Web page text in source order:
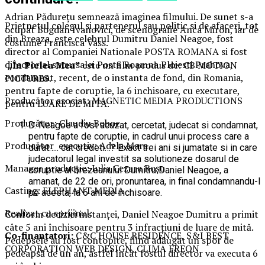
Prietnetul colegul si partenerul sau politic si de afaceri, tot
din Breaza, este celebrul Dumitru Daniel Neagoe, fost
director al Companiei Nationale POSTA ROMANA si fost
director al sucursalei Posta Roamna Ploiesti Prahova,
condamnat, recent, de o instanta de fond, din Romania,
pentru fapte de coruptie, la 6 inchisoare, cu executare,
pentru LUARE DE MITA.
D. Neagoe a fost acuzat, cercetat, judecat si condamnat,
pentru fapte de coruptie, in cadrul unui process care a
durat….. cat credeti…? Exact trei ani si jumatate si in care
judecatorul legal investit sa solutioneze dosarul de
coruptie al brezeanului Dumitru Daniel Neagoe, a
amanat, de 22 de ori, pronuntarea, in final condamnandu-l
pe acesta, la 6 ani de inchisoare.
Conform deciziei instanţei, Daniel Neagoe Dumitru a primit
câte 5 ani închisoare pentru 3 infracţiuni de luare de mită.
Pedepsele au fost contopite, fiind adăugat un spor de
pedeapsă de un an, astfel încât fostul director va executa 6
Adrian Pădurețu semnează imaginea filmului. De sunet s-a
ocupat Bogdan Ivanovici, de scenografie Anca Miron, iar de
costume Francisca Vass.
„În Pielea Mea”este un film produs de: CB MOTION
PICTURES.
Producător asociat: MAGNETIC MEDIA PRODUCTIONS
Producător: Claudiu Boboc
Producător executiv: Adela Mara
Manager producție: Iulia Cezara Roșu
Casting: ELEPHANT MEDIA
Realizat cu sprijinul:
Co-finanțatori:C&C HOUSE RESIDENCE, S&I BEST
CORPORATION WEB DESIGN, CLIMA FREON